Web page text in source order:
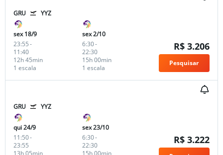
GRU YYZ
sex 18/9
23:55-
11:40
1 escala
12h 45min
sex 2/10
6:30-
22:30
1 escala
15h 00min
R$ 3.206
Pesquisar
GRU YYZ
qui 24/9
11:50-
23:55
13h 05min
sex 23/10
6:30-
22:30
15h 00min
R$ 3.222